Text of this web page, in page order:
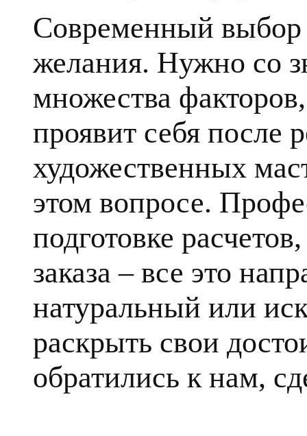
Современный выбор
желания. Нужно со
множества
проявит себя после
художественных
этом вопросе.
подготовке
заказа – все это
натуральный или
раскрыть свои
обратились к нам,